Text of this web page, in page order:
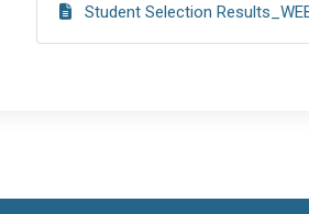
Student Selection